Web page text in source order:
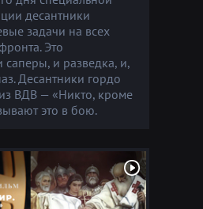
десантники
задачи на всех
Это
саперы, и разведка, и,
Десантники гордо
ВДВ — «Никто, кроме
это в бою.